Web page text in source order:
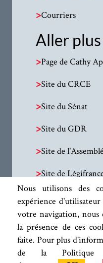
Nous utilisons des
expérience
votre navigation, nous
la présence de ces
faite. Pour plus
de la Politique
>Courriers
Aller
>Page de Cathy
>Site du CRCE
>Site du Sénat
>Site du GDR
>Site de
>Site de